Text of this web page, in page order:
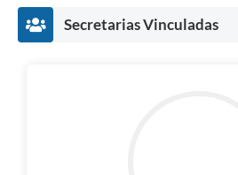
Secretarias Vinculadas